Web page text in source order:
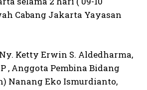
Cabang Jakarta Yayasan
Ketty Erwin S. Aldedharma,
, Anggota Pembina Bidang
Nanang Eko Ismurdianto,